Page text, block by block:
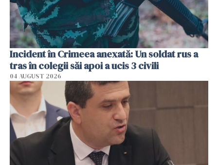
Incident în Crimeea anexată: Un soldat rus a
tras în colegii săi apoi a ucis 3 civili
04 AUGUST 2026